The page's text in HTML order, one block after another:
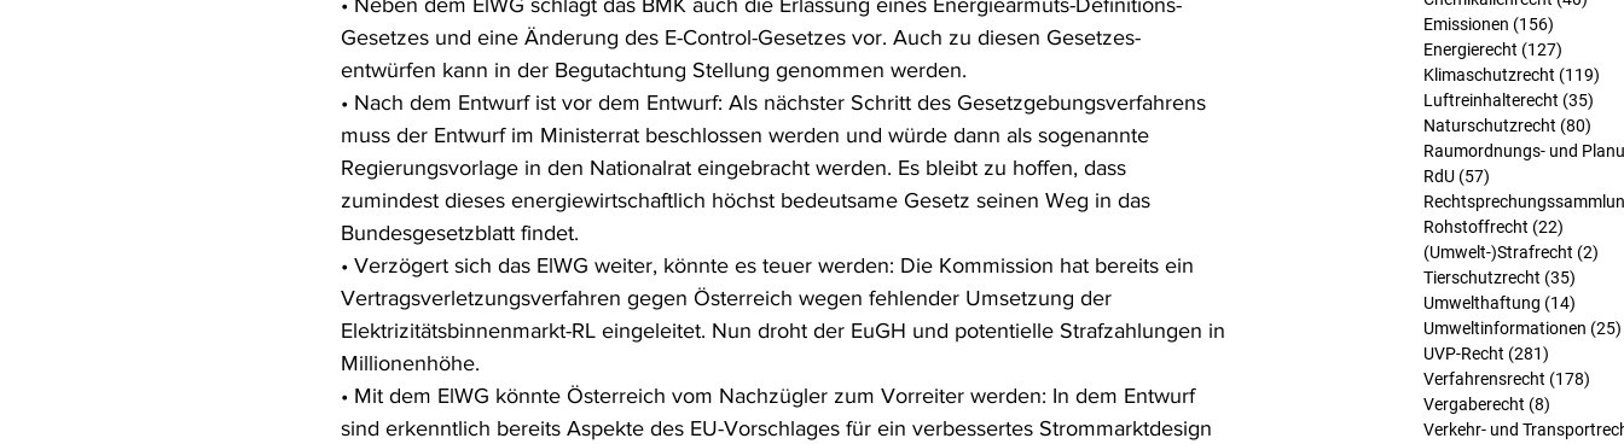
• Neben dem ElWG schlägt das BMK auch die Erlassung eines Energiearmuts-Definitions-
Gesetzes und eine Änderung des E-Control-Gesetzes vor. Auch zu diesen Gesetzes-
entwürfen kann in der Begutachtung Stellung genommen werden.
• Nach dem Entwurf ist vor dem Entwurf: Als nächster Schritt des Gesetzgebungsverfahrens
muss der Entwurf im Ministerrat beschlossen werden und würde dann als sogenannte
Regierungsvorlage in den Nationalrat eingebracht werden. Es bleibt zu hoffen, dass
zumindest dieses energiewirtschaftlich höchst bedeutsame Gesetz seinen Weg in das
Bundesgesetzblatt findet.
• Verzögert sich das ElWG weiter, könnte es teuer werden: Die Kommission hat bereits ein
Vertragsverletzungsverfahren gegen Österreich wegen fehlender Umsetzung der
Elektrizitätsbinnenmarkt-RL eingeleitet. Nun droht der EuGH und potentielle Strafzahlungen in
Millionenhöhe.
• Mit dem ElWG könnte Österreich vom Nachzügler zum Vorreiter werden: In dem Entwurf
sind erkenntlich bereits Aspekte des EU-Vorschlages für ein verbessertes Strommarktdesign
Emissionen (156)
Energierecht (127)
Klimaschutzrecht (119)
Luftreinhalterecht (35)
Naturschutzrecht (80)
Raumordnungs- und
RdU (57)
Rohstoffrecht (22)
(Umwelt-)Strafrecht (2)
Tierschutzrecht (35)
Umwelthaftung (14)
Umweltinformationen (25)
UVP-Recht (281)
Verfahrensrecht (178)
Vergaberecht (8)
Verkehr- und